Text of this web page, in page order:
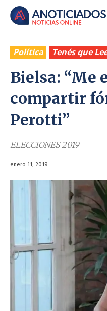
Política Tenés que
Bielsa: “Me
compartir
Perotti”
ELECCIONES 2019
enero 11, 2019